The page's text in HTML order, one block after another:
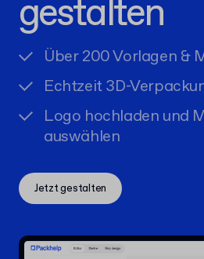
gestalten
Über 200 Vorlagen &
Echtzeit 3D-
Logo hochladen und
auswählen
Jetzt gestalten